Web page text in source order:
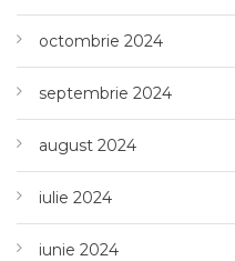
octombrie 2024
septembrie 2024
august 2024
iulie 2024
iunie 2024